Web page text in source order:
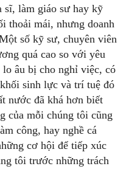
sĩ, làm giáo sư hay kỹ
thoải mái, nhưng doanh
số kỹ sư, chuyên viên
quá cao so với yêu
lo âu bị cho nghỉ việc, có
sinh lực và trí tuệ đó
nước đã khá hơn biết
của mỗi chúng tôi cũng
công, hay nghề cá
cơ hội để tiếp xúc
tôi trước những trách